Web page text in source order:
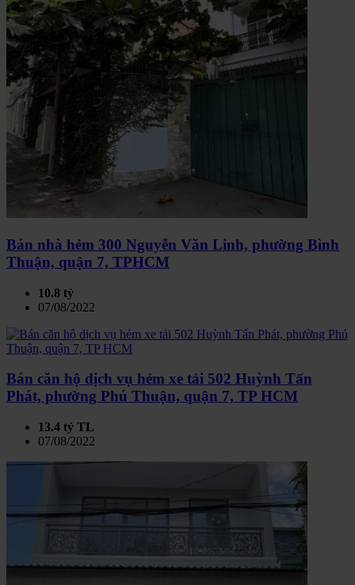
Bán nhà hẻm 300 Nguyễn Văn Linh, phường Bình
Thuận, quận 7, TPHCM
10.8 tỷ
07/08/2022
Bán căn hộ dịch vụ hẻm xe tải 502 Huỳnh Tấn
Phát, phường Phú Thuận, quận 7, TP HCM
13.4 tỷ TL
07/08/2022